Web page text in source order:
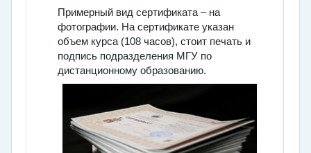
Примерный вид сертификата – на
фотографии. На сертификате указан
объем курса (108 часов), стоит печать и
подпись подразделения МГУ по
дистанционному образованию.